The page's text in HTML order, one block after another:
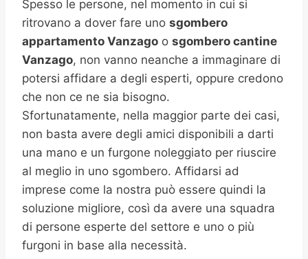
Spesso le persone, nel momento in cui si
ritrovano a dover fare uno sgombero
appartamento Vanzago o sgombero cantine
Vanzago, non vanno neanche a immaginare di
potersi affidare a degli esperti, oppure credono
che non ce ne sia bisogno.
Sfortunatamente, nella maggior parte dei casi,
non basta avere degli amici disponibili a darti
una mano e un furgone noleggiato per riuscire
al meglio in uno sgombero. Affidarsi ad
imprese come la nostra può essere quindi la
soluzione migliore, così da avere una squadra
di persone esperte del settore e uno o più
furgoni in base alla necessità.